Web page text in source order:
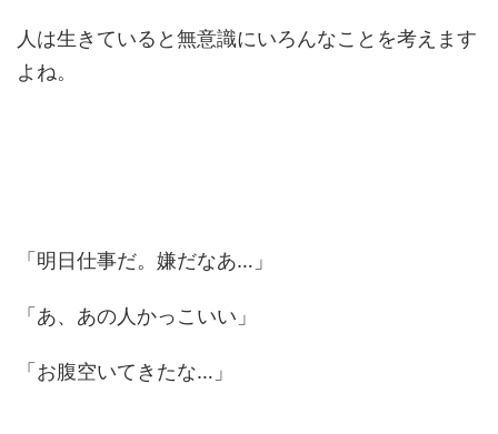
人は生きていると無意識にいろんなことを考えます
よね。
「明日仕事だ。嫌だなあ…」
「あ、あの人かっこいい」
「お腹空いてきたな…」